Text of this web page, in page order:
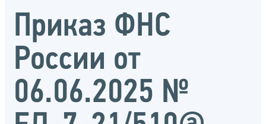
Приказ ФНС
России от
06.06.2025 №